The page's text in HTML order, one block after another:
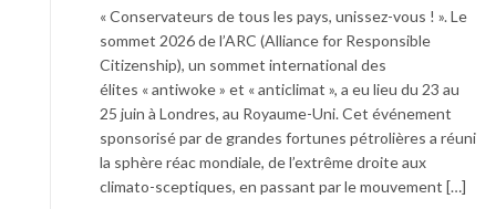
« Conservateurs de tous les pays, unissez-vous ! ». Le
sommet 2026 de l’ARC (Alliance for Responsible
Citizenship), un sommet international des
élites « antiwoke » et « anticlimat », a eu lieu du 23 au
25 juin à Londres, au Royaume-Uni. Cet événement
sponsorisé par de grandes fortunes pétrolières a réuni
la sphère réac mondiale, de l’extrême droite aux
climato-sceptiques, en passant par le mouvement […]